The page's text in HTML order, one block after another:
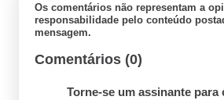
Os comentários não representam a
responsabilidade pelo conteúdo
mensagem.
Comentários (0)
Torne-se um assinante para